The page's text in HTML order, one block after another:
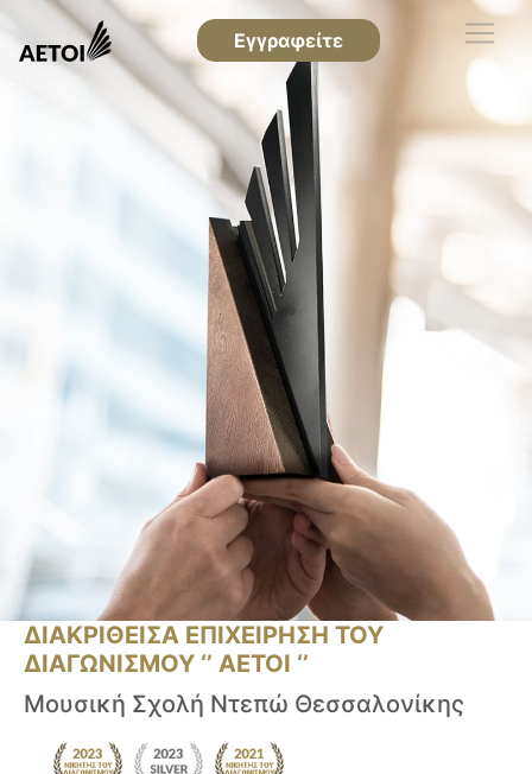
Εγγραφείτε
ΔΙΑΚΡΙΘΕΙΣΑ ΕΠΙΧΕΙΡΗΣΗ ΤΟΥ
ΔΙΑΓΩΝΙΣΜΟΥ ‘’ ΑΕΤΟΙ ‘’
Μουσική Σχολή Ντεπώ Θεσσαλονίκης